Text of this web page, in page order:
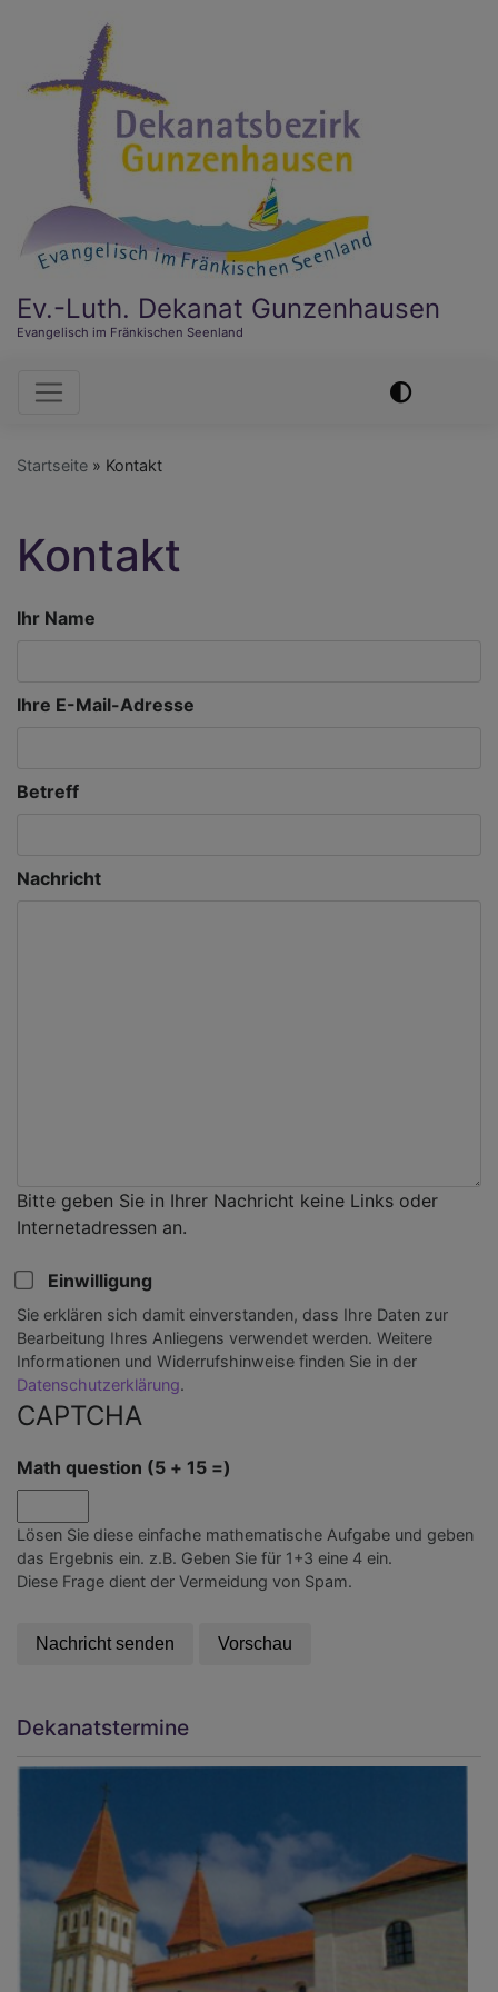
Ev.-Luth. Dekanat Gunzenhausen
Evangelisch im Fränkischen Seenland
Hauptnavigation
Startseite Kontakt
Kontakt
Ihr Name
Ihre E-Mail-Adresse
Betreff
Nachricht
Bitte geben Sie in Ihrer Nachricht keine Links oder
Internetadressen an.
Einwilligung
Sie erklären sich damit einverstanden, dass Ihre Daten zur
Bearbeitung Ihres Anliegens verwendet werden. Weitere
Informationen und Widerrufshinweise finden Sie in der
Datenschutzerklärung.
CAPTCHA
Math question (5 + 15 =)
Lösen Sie diese einfache mathematische Aufgabe und geben
das Ergebnis ein. z.B. Geben Sie für 1+3 eine 4 ein.
Diese Frage dient der Vermeidung von Spam.
Dekanatstermine